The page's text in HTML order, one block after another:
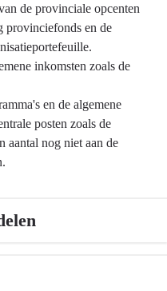
de provinciale opcenten
provinciefonds en de
inkomsten zoals de
en de algemene
posten zoals de
aantal nog niet aan de